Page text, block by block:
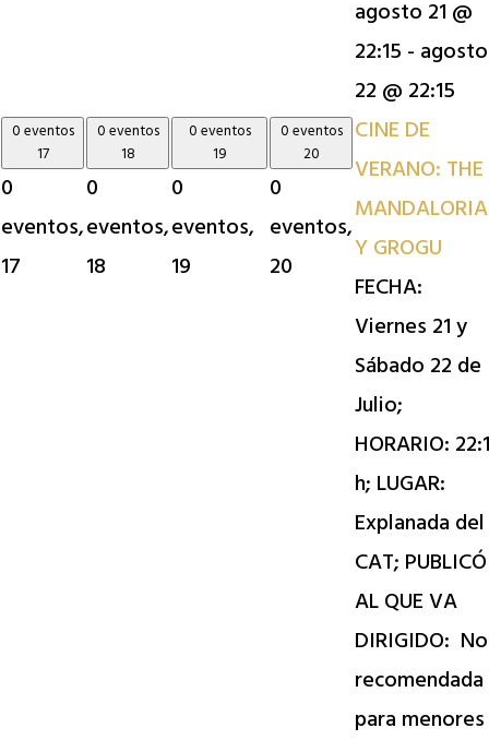
0 eventos
17
0
eventos,
17
0 eventos
18
0
eventos,
18
0 eventos
19
0
eventos,
19
0 eventos
20
0
eventos,
20
agosto 21 @
22:15 - agosto
22 @ 22:15
CINE DE
VERANO: THE
Y GROGU
FECHA:
Viernes 21 y
Sábado 22 de
Julio;
HORARIO:
h; LUGAR:
Explanada del
CAT; PUBLICÓ
AL QUE VA
DIRIGIDO: No
recomendada
para menores